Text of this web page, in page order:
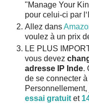
"Manage Your
pour celui-ci par
Allez dans
voulez à un prix
LE PLUS
vous devez
adresse IP Inde.
de se connecter
essai gratuit et